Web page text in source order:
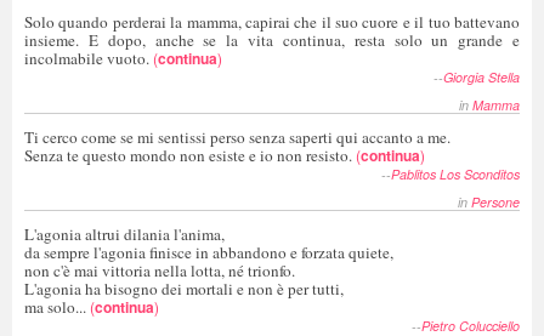
Solo quando perderai la mamma, capirai che il suo cuore e il tuo battevano
insieme. E dopo, anche se la vita continua, resta solo un grande e
incolmabile vuoto. (continua)
--Giorgia Stella
in Mamma
Ti cerco come se mi sentissi perso senza saperti qui accanto a me.
Senza te questo mondo non esiste e io non resisto. (continua)
--Pablitos Los Sconditos
in Persone
L'agonia altrui dilania l'anima,
da sempre l'agonia finisce in abbandono e forzata quiete,
non c'è mai vittoria nella lotta, né trionfo.
L'agonia ha bisogno dei mortali e non è per tutti,
ma solo... (continua)
--Pietro Colucciello